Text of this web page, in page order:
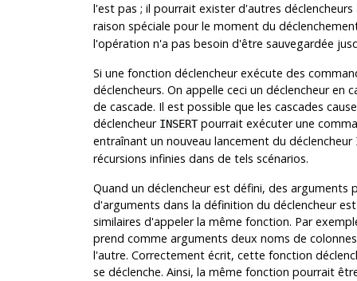
l'est pas ; il pourrait exister d'autres déclencheurs
raison spéciale pour le moment du
l'opération n'a pas besoin d'être sauvegardée
Si une fonction déclencheur exécute des
déclencheurs. On appelle ceci un déclencheur
de cascade. Il est possible que les cascades
déclencheur INSERTpourrait exécuter une
entraînant un nouveau lancement du déclencheur
récursions infinies dans de tels scénarios.
Quand un déclencheur est défini, des
d'arguments dans la définition du déclencheur
similaires d'appeler la même fonction. Par
prend comme arguments deux noms de
l'autre. Correctement écrit, cette fonction
se déclenche. Ainsi, la même fonction pourrait